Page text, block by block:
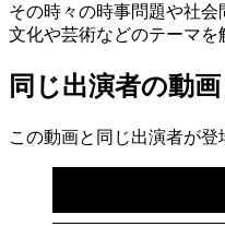
その時々の時事問題や社会
文化や芸術などのテーマを
同じ出演者の動画
この動画と同じ出演者が